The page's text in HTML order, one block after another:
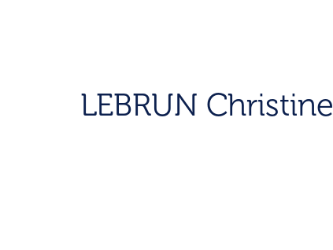
LEBRUN Christine